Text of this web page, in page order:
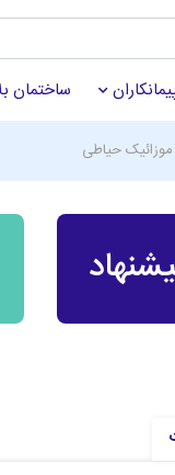
ساختمان
موزائیک حیاطی